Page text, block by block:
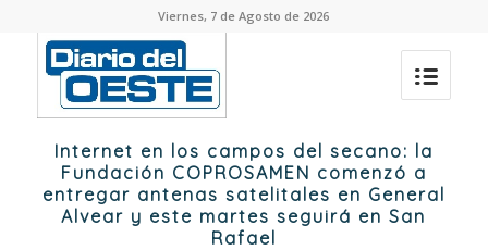
Viernes, 7 de Agosto de 2026
Internet en los campos del secano: la
Fundación COPROSAMEN comenzó a
entregar antenas satelitales en General
Alvear y este martes seguirá en San
Rafael